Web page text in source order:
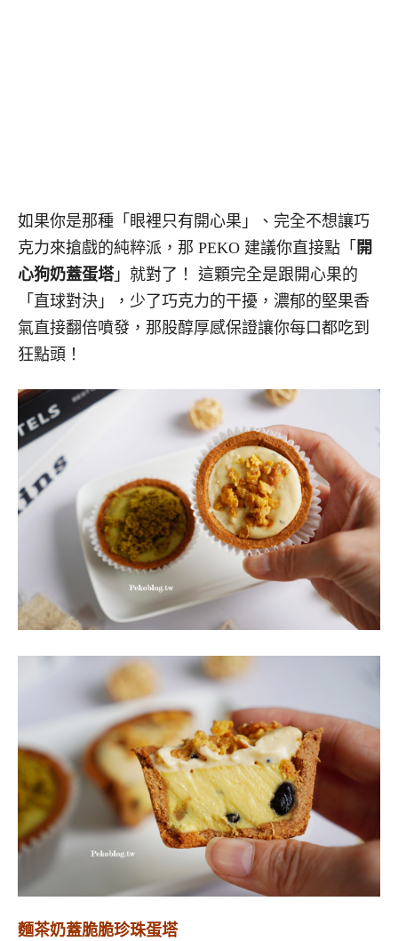
如果你是那種「眼裡只有開心果」、完全不想讓巧
克力來搶戲的純粹派，那 PEKO 建議你直接點「 開
心狗奶蓋蛋塔 」就對了！ 這顆完全是跟開心果的
「直球對決」，少了巧克力的干擾，濃郁的堅果香
氣直接翻倍噴發，那股醇厚感保證讓你每口都吃到
狂點頭！
麵茶奶蓋脆脆珍珠蛋塔